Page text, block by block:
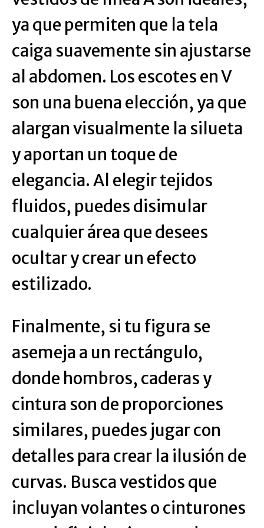
ya que permiten que la tela
caiga suavemente sin ajustarse
al abdomen. Los escotes en V
son una buena elección, ya que
alargan visualmente la silueta
y aportan un toque de
elegancia. Al elegir tejidos
fluidos, puedes disimular
cualquier área que desees
ocultar y crear un efecto
estilizado.
Finalmente, si tu figura se
asemeja a un rectángulo,
donde hombros, caderas y
cintura son de proporciones
similares, puedes jugar con
detalles para crear la ilusión de
curvas. Busca vestidos que
incluyan volantes o cinturones